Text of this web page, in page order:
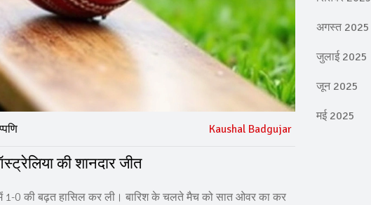
Kaushal Badgujar
की शानदार जीत
1-0 की बढ़त हासिल कर ली। बारिश के चलते मैच को सात ओवर का कर
अगस्त 2025
जुलाई 2025
जून 2025
मई 2025